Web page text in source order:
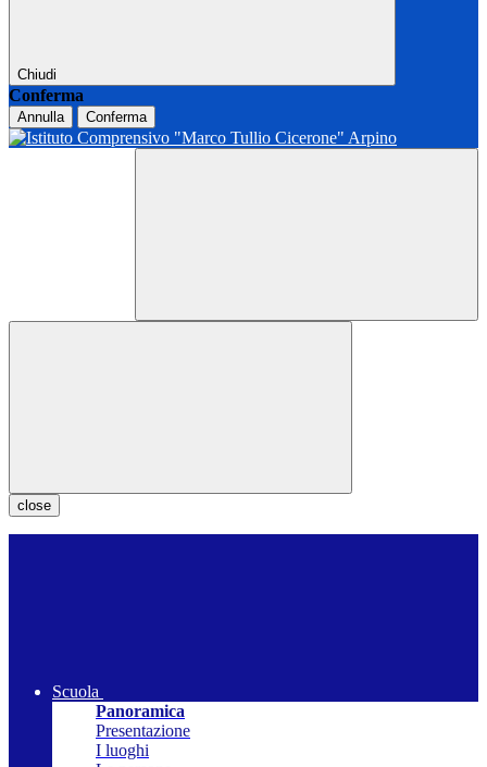
Chiudi
Conferma
Annulla Conferma
close
Scuola
Panoramica
Presentazione
I luoghi